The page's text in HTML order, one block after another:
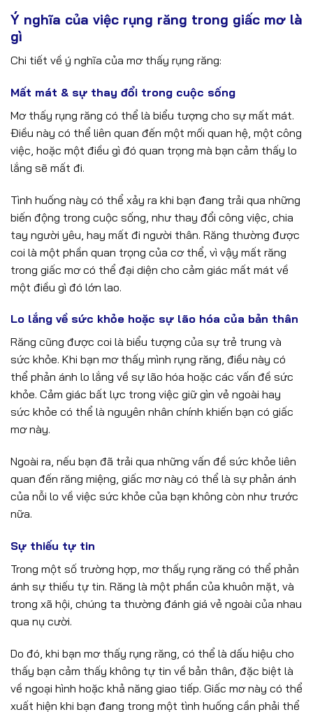
Ý nghĩa của việc rụng răng trong giấc mơ là
gì
Chi tiết về ý nghĩa của mơ thấy rụng răng:
Mất mát & sự thay đổi trong cuộc sống
Mơ thấy rụng răng có thể là biểu tượng cho sự mất mát.
Điều này có thể liên quan đến một mối quan hệ, một công
việc, hoặc một điều gì đó quan trọng mà bạn cảm thấy lo
lắng sẽ mất đi.
Tình huống này có thể xảy ra khi bạn đang trải qua những
biến động trong cuộc sống, như thay đổi công việc, chia
tay người yêu, hay mất đi người thân. Răng thường được
coi là một phần quan trọng của cơ thể, vì vậy mất răng
trong giấc mơ có thể đại diện cho cảm giác mất mát về
một điều gì đó lớn lao.
Lo lắng về sức khỏe hoặc sự lão hóa của bản thân
Răng cũng được coi là biểu tượng của sự trẻ trung và
sức khỏe. Khi bạn mơ thấy mình rụng răng, điều này có
thể phản ánh lo lắng về sự lão hóa hoặc các vấn đề sức
khỏe. Cảm giác bất lực trong việc giữ gìn vẻ ngoài hay
sức khỏe có thể là nguyên nhân chính khiến bạn có giấc
mơ này.
Ngoài ra, nếu bạn đã trải qua những vấn đề sức khỏe liên
quan đến răng miệng, giấc mơ này có thể là sự phản ánh
của nỗi lo về việc sức khỏe của bạn không còn như trước
nữa.
Sự thiếu tự tin
Trong một số trường hợp, mơ thấy rụng răng có thể phản
ánh sự thiếu tự tin. Răng là một phần của khuôn mặt, và
trong xã hội, chúng ta thường đánh giá vẻ ngoài của nhau
qua nụ cười.
Do đó, khi bạn mơ thấy rụng răng, có thể là dấu hiệu cho
thấy bạn cảm thấy không tự tin về bản thân, đặc biệt là
về ngoại hình hoặc khả năng giao tiếp. Giấc mơ này có thể
xuất hiện khi bạn đang trong một tình huống cần phải thể